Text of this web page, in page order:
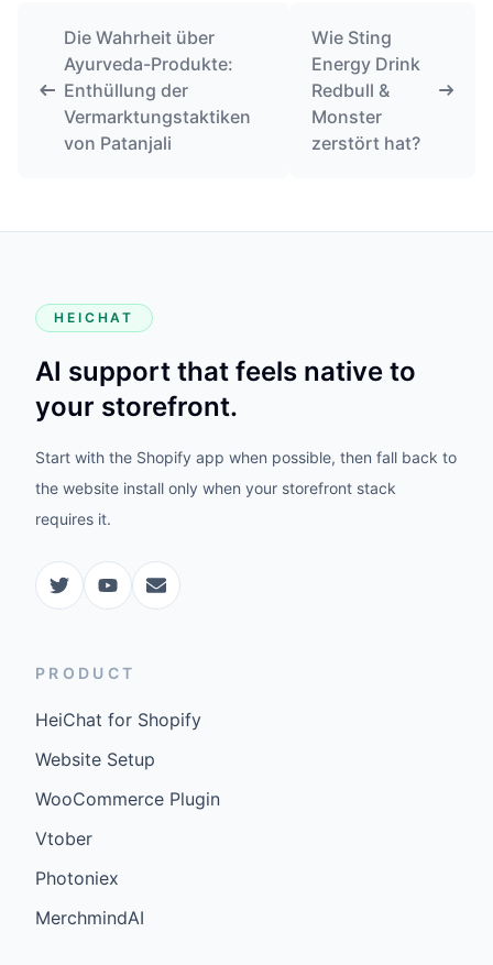
Die Wahrheit über
Ayurveda-Produkte:
Enthüllung der
Vermarktungstaktiken
von Patanjali
Wie Sting
Energy Drink
Redbull &
Monster
zerstört hat?
HEICHAT
AI support that feels native to
your storefront.
Start with the Shopify app when possible, then fall back to
the website install only when your storefront stack
requires it.
PRODUCT
HeiChat for Shopify
Website Setup
WooCommerce Plugin
Vtober
Photoniex
MerchmindAI